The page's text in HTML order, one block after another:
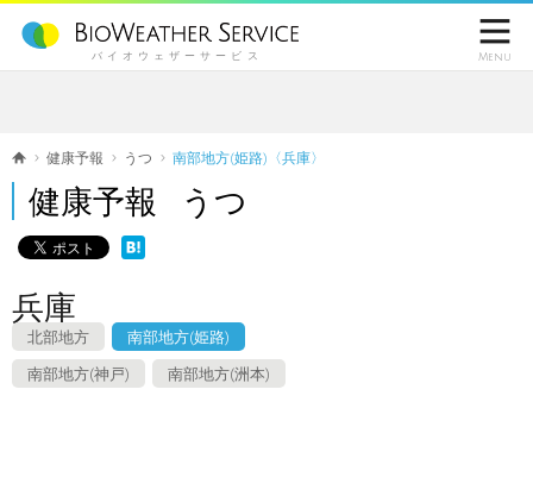
バイオウェザーサービス

Menu
健康予報 うつ 南部地方(姫路)〈兵庫〉
健康予報 うつ
兵庫
北部地方 南部地方(姫路)
南部地方(神戸) 南部地方(洲本)